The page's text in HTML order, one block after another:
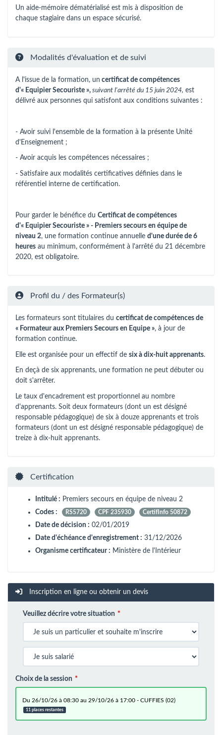
Un aide-mémoire dématérialisé est mis à disposition de
chaque stagiaire dans un espace sécurisé.
Modalités d'évaluation et de suivi
A l'issue de la formation, un certificat de compétences
d'« Equipier Secouriste », suivant l'arrêté du 15 juin 2024, est
délivré aux personnes qui satisfont aux conditions suivantes :
- Avoir suivi l'ensemble de la formation à la présente Unité
d'Enseignement ;
- Avoir acquis les compétences nécessaires ;
- Satisfaire aux modalités certificatives définies dans le
référentiel interne de certification.
Pour garder le bénéfice du Certificat de compétences
d'« Equipier Secouriste » - Premiers secours en équipe de
niveau 2, une formation continue annuelle d'une durée de 6
heures au minimum, conformément à l'arrêté du 21 décembre
2020, est obligatoire.
Profil du / des Formateur(s)
Les formateurs sont titulaires du certificat de compétences de
« Formateur aux Premiers Secours en Equipe », à jour de
formation continue.
Elle est organisée pour un effectif de six à dix-huit apprenants.
En deçà de six apprenants, une formation ne peut débuter ou
doit s'arrêter.
Le taux d'encadrement est proportionnel au nombre
d'apprenants. Soit deux formateurs (dont un est désigné
responsable pédagogique) de six à douze apprenants et trois
formateurs (dont un est désigné responsable pédagogique) de
treize à dix-huit apprenants.
Certification
Intitulé : Premiers secours en équipe de niveau 2
Codes :
RS5720 CPF 235930 CertifInfo 50872
Date de décision : 02/01/2019
Date d'échéance d'enregistrement : 31/12/2026
Organisme certificateur : Ministère de l'Intérieur
Inscription en ligne ou obtenir un devis
Veuillez décrire votre situation
Choix de la session
du 26/10/26 à 08:30 au 29/10/26 à 17:00 - CUFFIES (02)
11 places restantes